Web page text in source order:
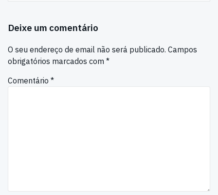
Deixe um comentário
O seu endereço de email não será publicado. Campos
obrigatórios marcados com *
Comentário *